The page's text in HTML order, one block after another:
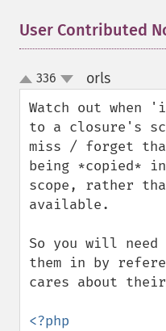
User Contributed
up
down
336 orls¶
Watch out when
to a closure's
miss / forget
being *copied*
scope, rather
available.
So you will
them in by
cares about
<?php